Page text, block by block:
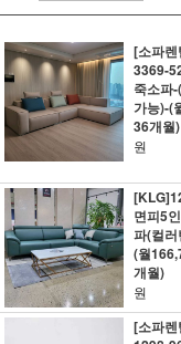
[소파
3369-
죽소파
가능)-(
36개월)
원
면피5
파(컬
(월
개월)
원
[소파